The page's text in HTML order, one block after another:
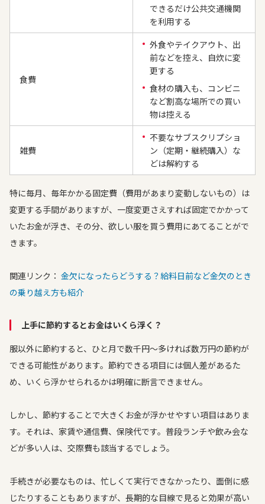
できるだけ公共交通機関
を利用する
食費
外食やテイクアウト、出
前などを控え、自炊に変
更する
食材の購入も、コンビニ
など割高な場所での買い
物は控える
雑費
不要なサブスクリプショ
ン（定期・継続購入）な
どは解約する
特に毎月、毎年かかる固定費（費用があまり変動しないもの）は
変更する手間がありますが、一度変更さえすれば固定でかかって
いたお金が浮き、その分、欲しい服を買う費用にあてることがで
きます。
関連リンク： 金欠になったらどうする？給料日前など金欠のとき
の乗り越え方も紹介
上手に節約するとお金はいくら浮く？
服以外に節約すると、ひと月で数千円～多ければ数万円の節約が
できる可能性があります。節約できる項目には個人差があるた
め、いくら浮かせられるかは明確に断言できません。
しかし、節約することで大きくお金が浮かせやすい項目はありま
す。それは、家賃や通信費、保険代です。普段ランチや飲み会な
どが多い人は、交際費も該当するでしょう。
手続きが必要なものは、忙しくて実行できなかったり、面倒に感
じたりすることもありますが、長期的な目線で見ると効果が高い